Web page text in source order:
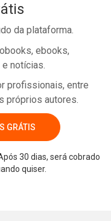
da plataforma.
ebooks,
notícias.
profissionais, entre
próprios autores.
GRÁTIS
30 dias, será cobrado
quiser.
Twitter